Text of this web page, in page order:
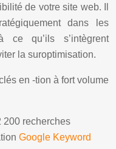
de votre site web. Il
dans les
qu’ils s’intègrent
la suroptimisation.
en -tion à fort volume
200 recherches
Google Keyword